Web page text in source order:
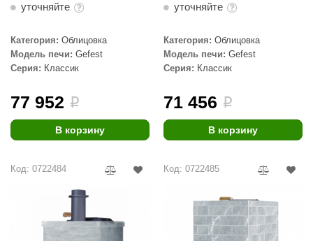
уточняйте
Категория: Облицовка
Модель печи: Gefest
Серия: Классик
77 952 i
В корзину
уточняйте
Категория: Облицовка
Модель печи: Gefest
Серия: Классик
71 456 i
В корзину
Код: 0722484 Код: 0722485